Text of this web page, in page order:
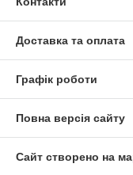
Доставка та оплата
Графік роботи
Повна версія сайту
Сайт створено на